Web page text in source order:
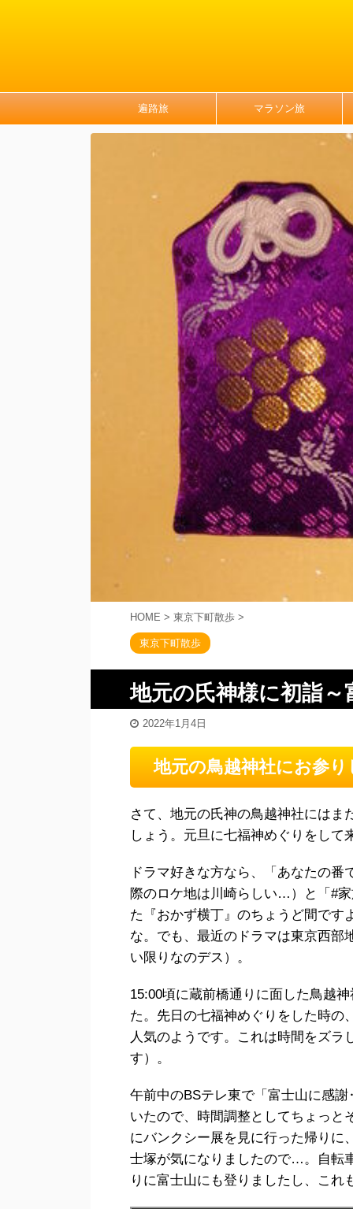
遍路旅 マラソン旅
HOME > 東京下町散歩 >
東京下町散歩
地元の氏神様に初詣
2022年1月4日
地元の鳥越神社にお参
さて、地元の氏神の鳥越神社にはま
しょう。元旦に七福神めぐりをし
ドラマ好きな方なら、「あなたの
際のロケ地は川崎らしい…）と「#
た『おかず横丁』のちょうど間で
な。でも、最近のドラマは東京西部
い限りなのデス）。
15:00頃に蔵前橋通りに面した鳥越
た。先日の七福神めぐりをした時の
人気のようです。これは時間をズ
す）。
午前中のBSテレ東で「富士山に感
いたので、時間調整としてちょっと
にバンクシー展を見に行った帰りに
士塚が気になりましたので…。自転
りに富士山にも登りましたし、これ